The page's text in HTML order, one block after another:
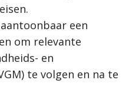
een
om relevante
en
te volgen en na te